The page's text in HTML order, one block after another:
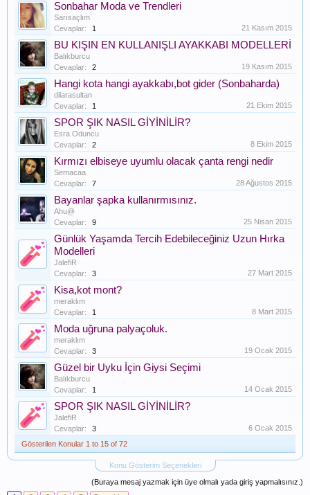
Sonbahar Moda ve Trendleri
Sarısaçlım
Cevaplar:
1 21 Kasım 2015
BU KIŞIN EN KULLANIŞLI AYAKKABI MODELLERİ
Balıkburcu
Cevaplar:
2 19 Kasım 2015
Hangi kota hangi ayakkabı,bot gider (Sonbaharda)
dilarasultan
Cevaplar:
1 21 Ekim 2015
SPOR ŞIK NASIL GİYİNİLİR?
Esra Oduncu
Cevaplar:
2 8 Ekim 2015
Kırmızı elbiseye uyumlu olacak çanta rengi nedir
Semacaa
Cevaplar:
7 28 Ağustos 2015
Bayanlar şapka kullanırmısınız.
Ahu@
Cevaplar:
9 25 Nisan 2015
Günlük Yaşamda Tercih Edebileceğiniz Uzun Hırka
Modelleri
JalefiR
Cevaplar:
3 27 Mart 2015
Kisa,kot mont?
meraklım
Cevaplar:
1 8 Mart 2015
Moda uğruna palyaçoluk.
meraklım
Cevaplar:
3 19 Ocak 2015
Güzel bir Uyku İçin Giysi Seçimi
Balıkburcu
Cevaplar:
1 14 Ocak 2015
SPOR ŞIK NASIL GİYİNİLİR?
JalefiR
Cevaplar:
3
6 Ocak 2015
Gösterilen Konular 1 to 15 of 72
Konu Gösterim Seçenekleri
(Buraya mesaj yazmak için üye olmalı yada giriş yapmalısınız.)